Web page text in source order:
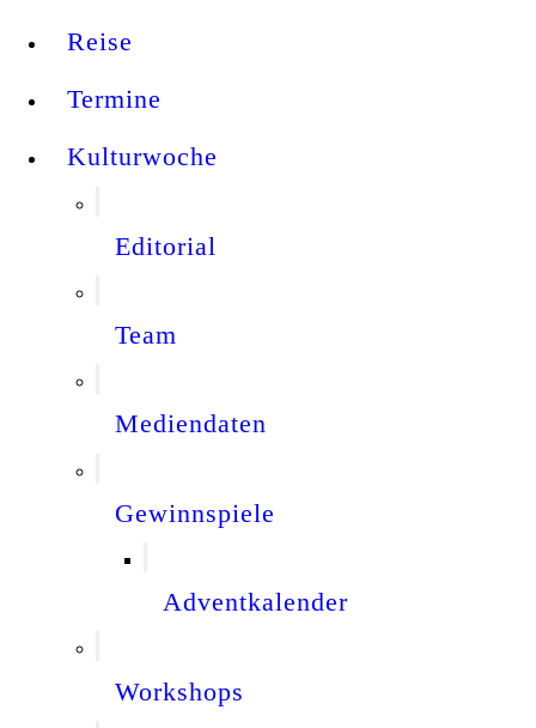
Reise
Termine
Kulturwoche
Editorial
Team
Mediendaten
Gewinnspiele
Adventkalender
Workshops